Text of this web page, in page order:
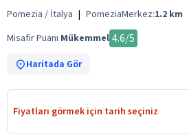
Pomezia / İtalya | PomeziaMerkez:1.2 km
Misafir Puanı Mükemmel 4.6/5
Haritada Gör
Fiyatları görmek için tarih seçiniz